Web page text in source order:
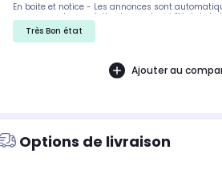
En boite et notice - Les annonces sont
rayures sur les produits, demandez si l'état de la
important. Nous ne pouvons pas tout detailler
Très Bon état
Ajouter au
Options de livraison